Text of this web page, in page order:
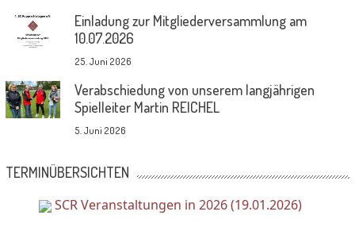
Einladung zur Mitgliederversammlung am
10.07.2026
25. Juni 2026
Verabschiedung von unserem langjährigen
Spielleiter Martin REICHEL
5. Juni 2026
TERMINÜBERSICHTEN
SCR Veranstaltungen in 2026 (19.01.2026)